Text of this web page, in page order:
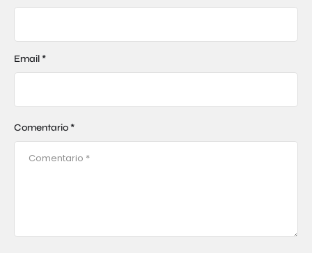
Comentario *
Email *